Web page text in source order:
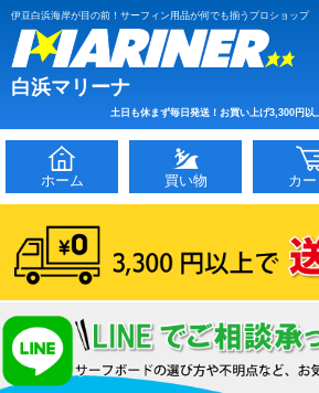
伊豆白浜海岸が目の前！サーフィン用品が何でも揃うプロショップ
白浜マリーナ
土日も休まず毎日発送！お買い上げ3,300円以
ホーム 買い物 カー